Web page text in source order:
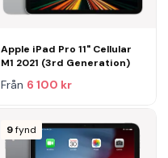
Apple iPad Pro 11" Cellular
M1 2021 (3rd Generation)
Från 6 100 kr
9 fynd